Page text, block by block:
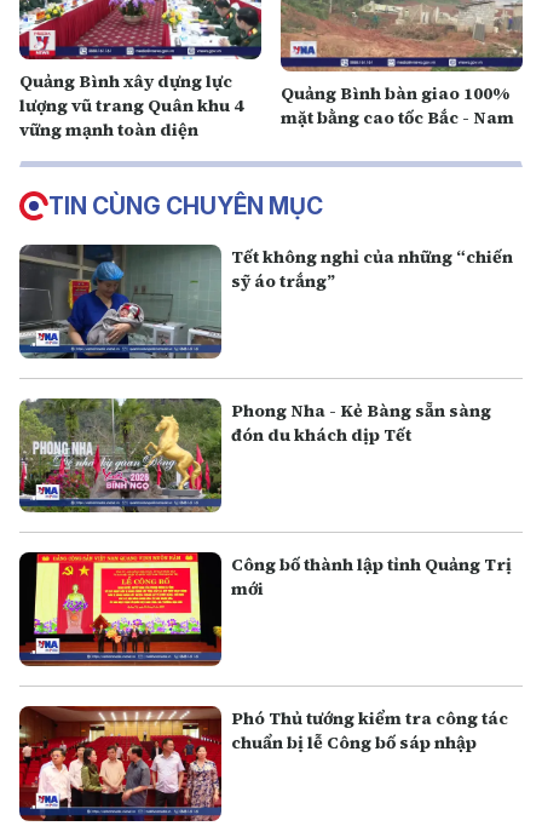
Quảng Bình xây dựng lực
lượng vũ trang Quân khu 4
vững mạnh toàn diện
Quảng Bình bàn giao 100%
mặt bằng cao tốc Bắc - Nam
TIN CÙNG CHUYÊN MỤC
Tết không nghỉ của những “chiến
sỹ áo trắng”
Phong Nha - Kẻ Bàng sẵn sàng
đón du khách dịp Tết
Công bố thành lập tỉnh Quảng Trị
mới
Phó Thủ tướng kiểm tra công tác
chuẩn bị lễ Công bố sáp nhập